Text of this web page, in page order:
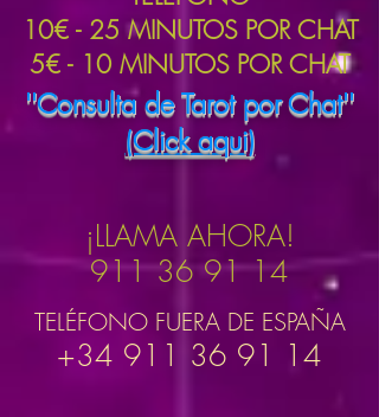
10€ - 25 MINUTOS POR CHAT
5€ - 10 MINUTOS POR CHAT
''Consulta de Tarot por Chat''
(Click aqui)
¡LLAMA AHORA!
911 36 91 14
TELÉFONO FUERA DE ESPAÑA
+34 911 36 91 14